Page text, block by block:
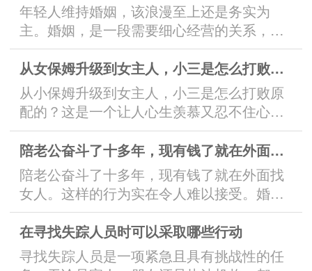
年轻人维持婚姻，该浪漫至上还是务实为
主。婚姻，是一段需要细心经营的关系，需
要双方共同努力、包容和理解。在当今社会
中，许多年轻人对于婚姻的态度开始发生变
化，社会价值观的转变和个人价值的追求使
得浪漫与务实之间的选择成为了一个讨论的
焦点。婚姻，从来都不是两个人的简单结
合，更是关系着整个家庭、社会和人生的
选...
从女保姆升级到女主人，小三是怎么打败原配的
从小保姆升级到女主人，小三是怎么打败原
配的？这是一个让人心生羡慕又忍不住心痛
的故事。在这个现实的生活中，情感的纷争
往往既令人神往，又让人心伤。从小保姆到
女主人的蜕变，背后隐藏着多少艰辛和努
力？而小三又是如何得以成功取代原配的
呢？她从小保姆的身份逐渐崭露光芒，不仅
因为她的美貌，更因为她的聪明才智和敏
锐...
陪老公奋斗了十多年，现有钱了就在外面找女人
陪老公奋斗了十多年，现有钱了就在外面找
女人。这样的行为实在令人难以接受。婚姻
是一种承诺和责任，而不是为了个人利益而
随意背叛的借口。在婚姻中，夫妻之间应该
相互扶持，共同进退。经过十多年的共同努
在寻找失踪人员时可以采取哪些行动
寻找失踪人员是一项紧急且具有挑战性的任